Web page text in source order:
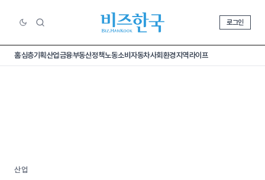
로그인
홈심층기획산업금융부동산정책노동소비 자동차사회환경지역라이프
산업